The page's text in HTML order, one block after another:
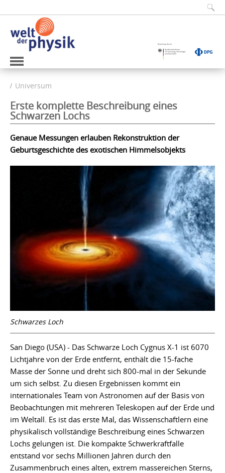
Universum
Erste komplette Beschreibung eines
Schwarzen Lochs
Genaue Messungen erlauben Rekonstruktion der
Geburtsgeschichte des exotischen Himmelsobjekts
Schwarzes Loch
San Diego (USA) - Das Schwarze Loch Cygnus X-1 ist 6070
Lichtjahre von der Erde entfernt, enthält die 15-fache
Masse der Sonne und dreht sich 800-mal in der Sekunde
um sich selbst. Zu diesen Ergebnissen kommt ein
internationales Team von Astronomen auf der Basis von
Beobachtungen mit mehreren Teleskopen auf der Erde und
im Weltall. Es ist das erste Mal, das Wissenschaftlern eine
physikalisch vollständige Beschreibung eines Schwarzen
Lochs gelungen ist. Die kompakte Schwerkraftfalle
entstand vor sechs Millionen Jahren durch den
Zusammenbruch eines alten, extrem massereichen Sterns,